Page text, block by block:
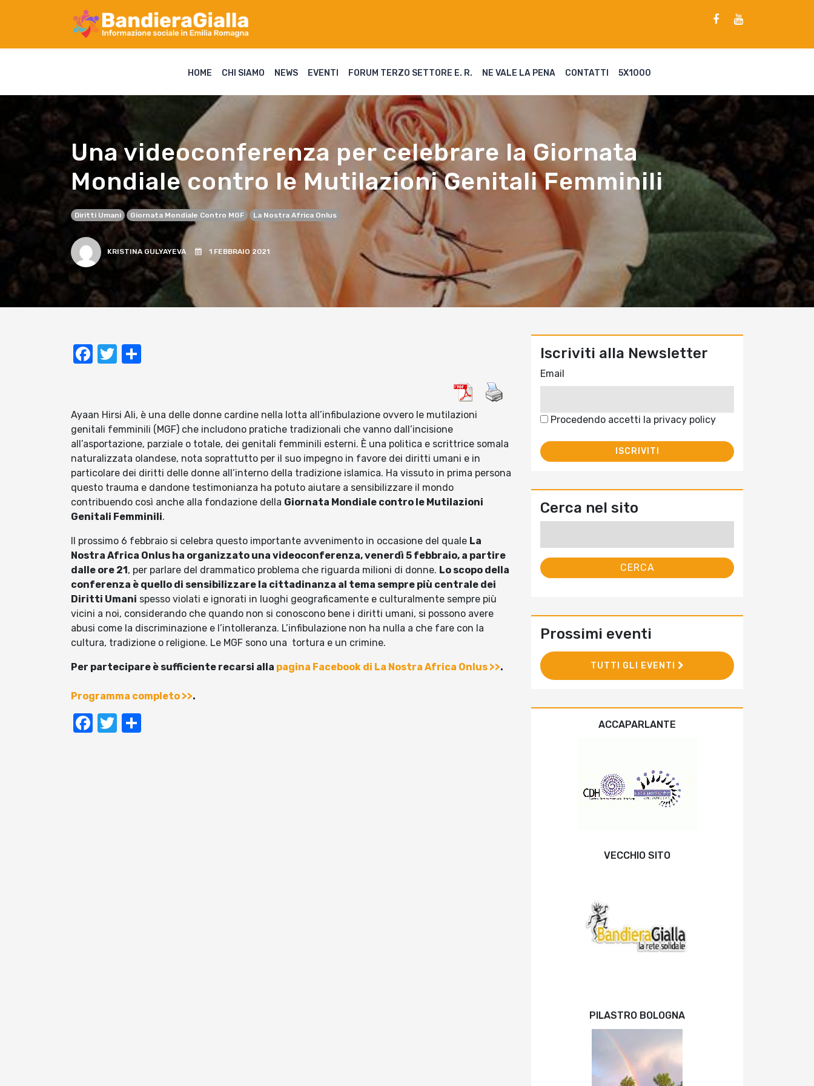
HOME CHI SIAMO NEWS EVENTI FORUM TERZO SETTORE E. R. NE VALE LA PENA CONTATTI 5X1000
Una videoconferenza per celebrare la Giornata
Mondiale contro le Mutilazioni Genitali Femminili
Diritti Umani Giornata Mondiale Contro MGF La Nostra Africa Onlus
KRISTINA GULYAYEVA 1 FEBBRAIO 2021
Facebook
Twitter
Ayaan Hirsi Ali, è una delle donne cardine nella lotta all’infibulazione ovvero le mutilazioni
genitali femminili (MGF) che includono pratiche tradizionali che vanno dall’incisione
all’asportazione, parziale o totale, dei genitali femminili esterni. È una politica e scrittrice somala
naturalizzata olandese, nota soprattutto per il suo impegno in favore dei diritti umani e in
particolare dei diritti delle donne all’interno della tradizione islamica. Ha vissuto in prima persona
questo trauma e dandone testimonianza ha potuto aiutare a sensibilizzare il mondo
contribuendo così anche alla fondazione della Giornata Mondiale contro le Mutilazioni
Genitali Femminili.
Il prossimo 6 febbraio si celebra questo importante avvenimento in occasione del quale La
Nostra Africa Onlus ha organizzato una videoconferenza, venerdì 5 febbraio, a partire
dalle ore 21 , per parlare del drammatico problema che riguarda milioni di donne. Lo scopo della
conferenza è quello di sensibilizzare la cittadinanza al tema sempre più centrale dei
Diritti Umani spesso violati e ignorati in luoghi geograficamente e culturalmente sempre più
vicini a noi, considerando che quando non si conoscono bene i diritti umani, si possono avere
abusi come la discriminazione e l’intolleranza. L’infibulazione non ha nulla a che fare con la
cultura, tradizione o religione. Le MGF sono una tortura e un crimine.
Per partecipare è sufficiente recarsi alla pagina Facebook di La Nostra Africa Onlus >>.
Programma completo >>.
Facebook
Twitter
Iscriviti alla Newsletter
Email
Procedendo accetti la privacy policy
Cerca nel sito
Prossimi eventi
TUTTI GLI EVENTI
ACCAPARLANTE
VECCHIO SITO
PILASTRO BOLOGNA